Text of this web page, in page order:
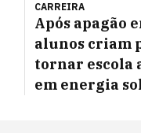
CARREIRA
Após apagão
alunos criam
tornar escola
em energia